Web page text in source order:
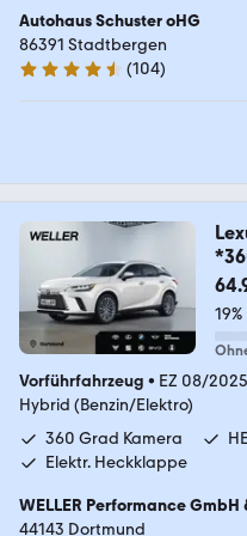
Autohaus Schuster oHG
86391 Stadtbergen
4.4 Sterne
(104)
Vorführfahrzeug • EZ 08/2025
Hybrid (Benzin/Elektro)
360 Grad Kamera
Elektr. Heckklappe
WELLER Performance GmbH
44143 Dortmund